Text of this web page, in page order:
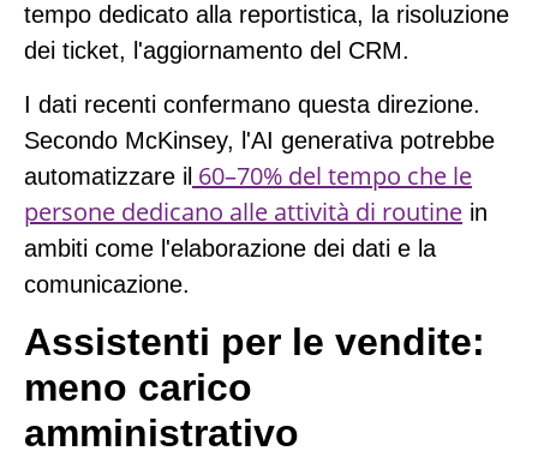
tempo dedicato alla reportistica, la risoluzione
dei ticket, l'aggiornamento del CRM.
I dati recenti confermano questa direzione.
Secondo McKinsey, l'AI generativa potrebbe
automatizzare il 60–70% del tempo che le
persone dedicano alle attività di routine in
ambiti come l'elaborazione dei dati e la
comunicazione.
Assistenti per le vendite:
meno carico
amministrativo